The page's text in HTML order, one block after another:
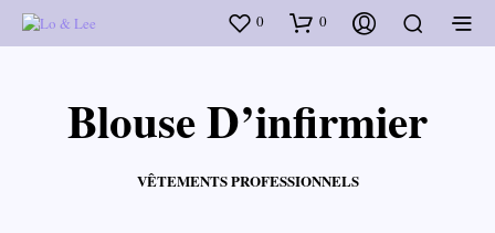
0 0
Blouse D’infirmier
VÊTEMENTS PROFESSIONNELS